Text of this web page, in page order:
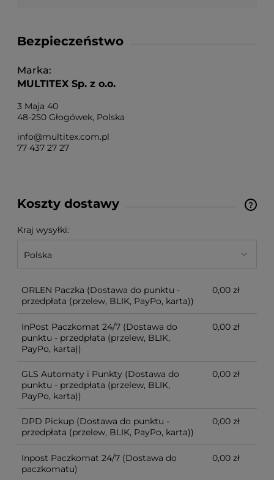
Bezpieczeństwo
Marka
MULTITEX Sp. z o.o.
3 Maja 40
48-250 Głogówek, Polska
info@multitex.com.pl
77 437 27 27
Koszty dostawy
Cena nie zawiera ewentualnych kosztów płatności
Kraj wysyłki:
ORLEN Paczka (Dostawa do punktu -
przedpłata (przelew, BLIK, PayPo, karta))
0,00 zł
InPost Paczkomat 24/7 (Dostawa do
punktu - przedpłata (przelew, BLIK,
PayPo, karta))
0,00 zł
GLS Automaty i Punkty (Dostawa do
punktu - przedpłata (przelew, BLIK,
PayPo, karta))
0,00 zł
DPD Pickup (Dostawa do punktu -
przedpłata (przelew, BLIK, PayPo, karta))
0,00 zł
Inpost Paczkomat 24/7 (Dostawa do
paczkomatu)
0,00 zł